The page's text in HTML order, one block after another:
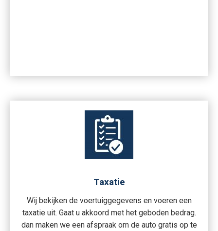
Taxatie
Wij bekijken de voertuiggegevens en voeren een
taxatie uit. Gaat u akkoord met het geboden bedrag.
dan maken we een afspraak om de auto gratis op te